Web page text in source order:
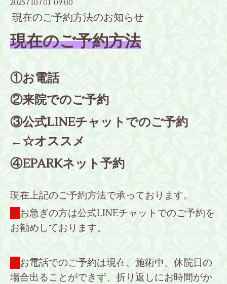
2025 / 10 /01 09:00
現在のご予約方法のお知らせ
現在のご予約方法
①お電話
②来院でのご予約
③公式LINEチャットでのご予約
←☆オススメ
④EPARKネット予約
現在上記のご予約方法で承っております。
※お急ぎの方は公式LINEチャットでのご予約を
お勧めしております。
※お電話でのご予約は現在、施術中、休院日の
場合出ることができず、折り返しにお時間がか